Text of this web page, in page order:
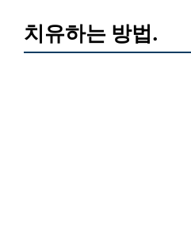
치유하는 방법.